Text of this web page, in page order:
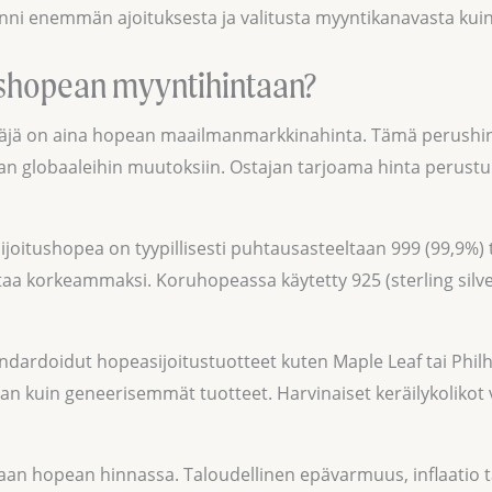
enemmän ajoituksesta ja valitusta myyntikanavasta
myyntihintaan?
on aina hopean maailmanmarkkinahinta. Tämä
globaaleihin muutoksiin. Ostajan tarjoama hinta
on tyypillisesti puhtausasteeltaan 999
korkeammaksi. Koruhopeassa käytetty 925 (sterling
hopeasijoitustuotteet kuten Maple Leaf tai
kuin geneerisemmät tuotteet. Harvinaiset
hopean hinnassa. Taloudellinen epävarmuus,